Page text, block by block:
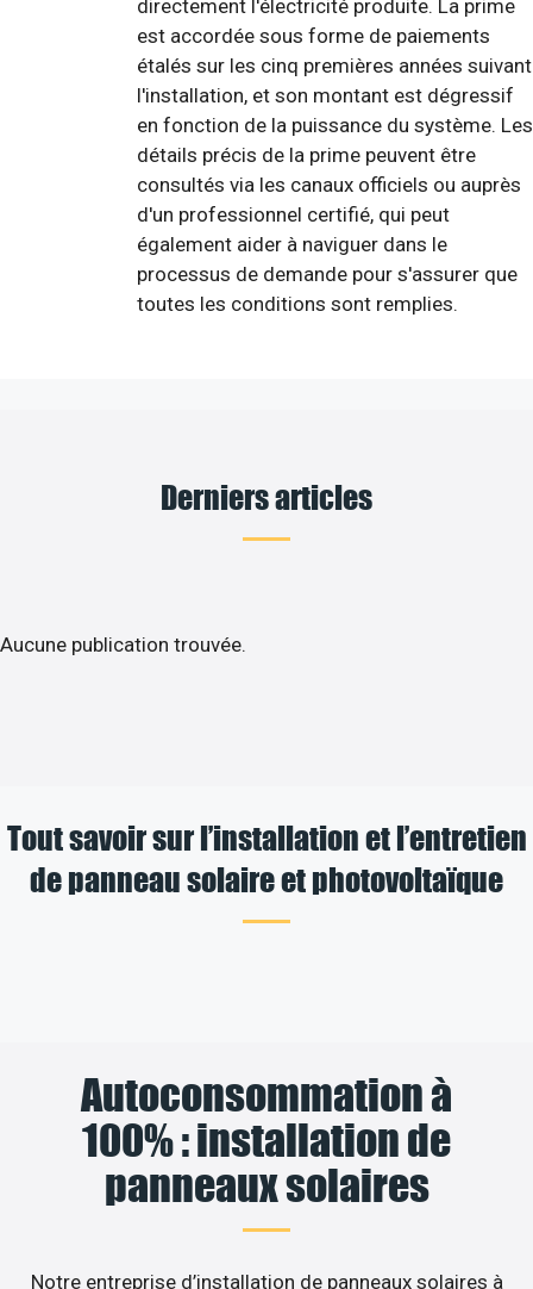
directement l'électricité produite. La prime
est accordée sous forme de paiements
étalés sur les cinq premières années suivant
l'installation, et son montant est dégressif
en fonction de la puissance du système. Les
détails précis de la prime peuvent être
consultés via les canaux officiels ou auprès
d'un professionnel certifié, qui peut
également aider à naviguer dans le
processus de demande pour s'assurer que
toutes les conditions sont remplies.
Derniers articles
Aucune publication trouvée.
Tout savoir sur l’installation et l’entretien
de panneau solaire et photovoltaïque
Autoconsommation à
100% : installation de
panneaux solaires
Notre entreprise d’installation de panneaux solaires à